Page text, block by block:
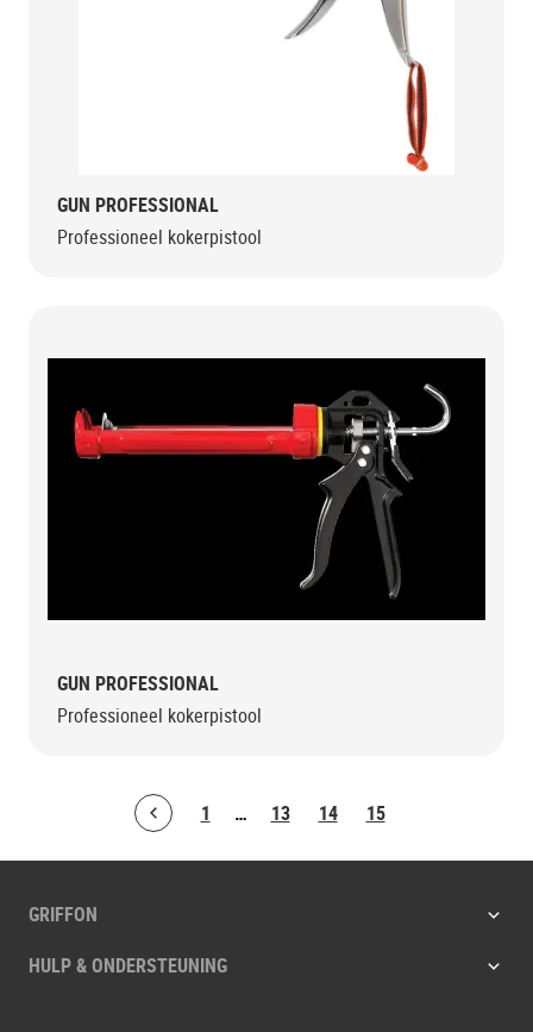
GUN PROFESSIONAL
Professioneel kokerpistool
GUN PROFESSIONAL
Professioneel kokerpistool
Bolton.ArticleList.PreviousPage 1 … 13 14 15
GRIFFON
HULP & ONDERSTEUNING